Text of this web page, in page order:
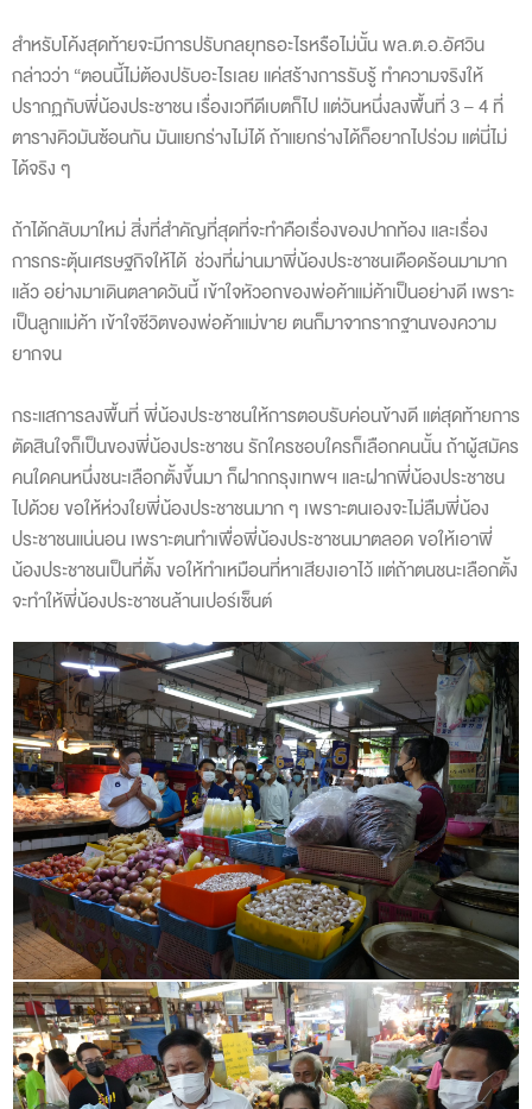
สำหรับโค้งสุดท้ายจะมีการปรับกลยุทธอะไรหรือไม่นั้น พล.ต.อ.อัศวิน
กล่าวว่า “ตอนนี้ไม่ต้องปรับอะไรเลย แค่สร้างการรับรู้ ทำความจริงให้
ปรากฏกับพี่น้องประชาชนเรื่องเวทีดีเบตก็ไป แต่วันหนึ่งลงพื้นที่ 3 – 4 ที่
ตารางคิวมันซ้อนกัน มันแยกร่างไม่ได้ ถ้าแยกร่างได้ก็อยากไปร่วม แต่นี่ไม่
ได้จริง ๆ
ถ้าได้กลับมาใหม่ สิ่งที่สำคัญที่สุดที่จะทำคือเรื่องของปากท้อง และเรื่อง
การกระตุ้นเศรษฐกิจให้ได้ ช่วงที่ผ่านมาพี่น้องประชาชนเดือดร้อนมามาก
แล้ว อย่างมาเดินตลาดวันนี้ เข้าใจหัวอกของพ่อค้าแม่ค้าเป็นอย่างดี เพราะ
เป็นลูกแม่ค้า เข้าใจชีวิตของพ่อค้าแม่ขาย ตนก็มาจากรากฐานของความ
ยากจน
กระแสการลงพื้นที่ พี่น้องประชาชนให้การตอบรับค่อนข้างดี แต่สุดท้ายการ
ตัดสินใจก็เป็นของพี่น้องประชาชน รักใครชอบใครก็เลือกคนนั้น ถ้าผู้สมัคร
คนใดคนหนึ่งชนะเลือกตั้งขึ้นมา ก็ฝากกรุงเทพฯ และฝากพี่น้องประชาชน
ไปด้วย ขอให้ห่วงใยพี่น้องประชาชนมาก ๆ เพราะตนเองจะไม่ลืมพี่น้อง
ประชาชนแน่นอน เพราะตนทำเพื่อพี่น้องประชาชนมาตลอด ขอให้เอาพี่
น้องประชาชนเป็นที่ตั้ง ขอให้ทำเหมือนที่หาเสียงเอาไว้ แต่ถ้าตนชนะเลือกตั้ง
จะทำให้พี่น้องประชาชนล้านเปอร์เซ็นต์